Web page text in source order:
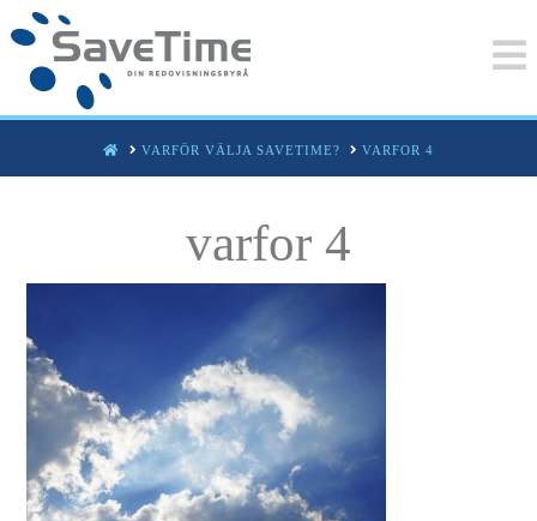
HOMEVARFÖR VÄLJA SAVETIME? VARFOR 4
varfor 4